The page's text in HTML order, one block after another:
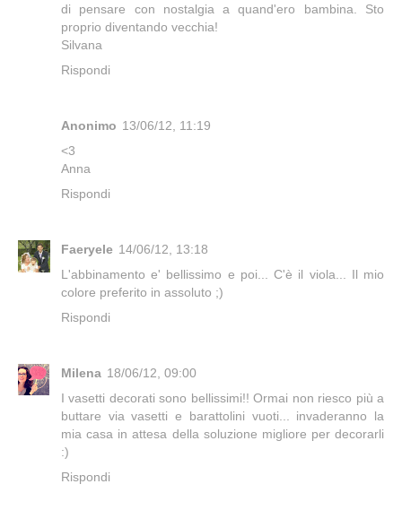
di pensare con nostalgia a quand'ero bambina. Sto
proprio diventando vecchia!
Silvana
Rispondi
Anonimo 13/06/12, 11:19
<3
Anna
Rispondi
Faeryele 14/06/12, 13:18
L'abbinamento e' bellissimo e poi... C'è il viola... Il mio
colore preferito in assoluto ;)
Rispondi
Milena 18/06/12, 09:00
I vasetti decorati sono bellissimi!! Ormai non riesco più a
buttare via vasetti e barattolini vuoti... invaderanno la
mia casa in attesa della soluzione migliore per decorarli
:)
Rispondi